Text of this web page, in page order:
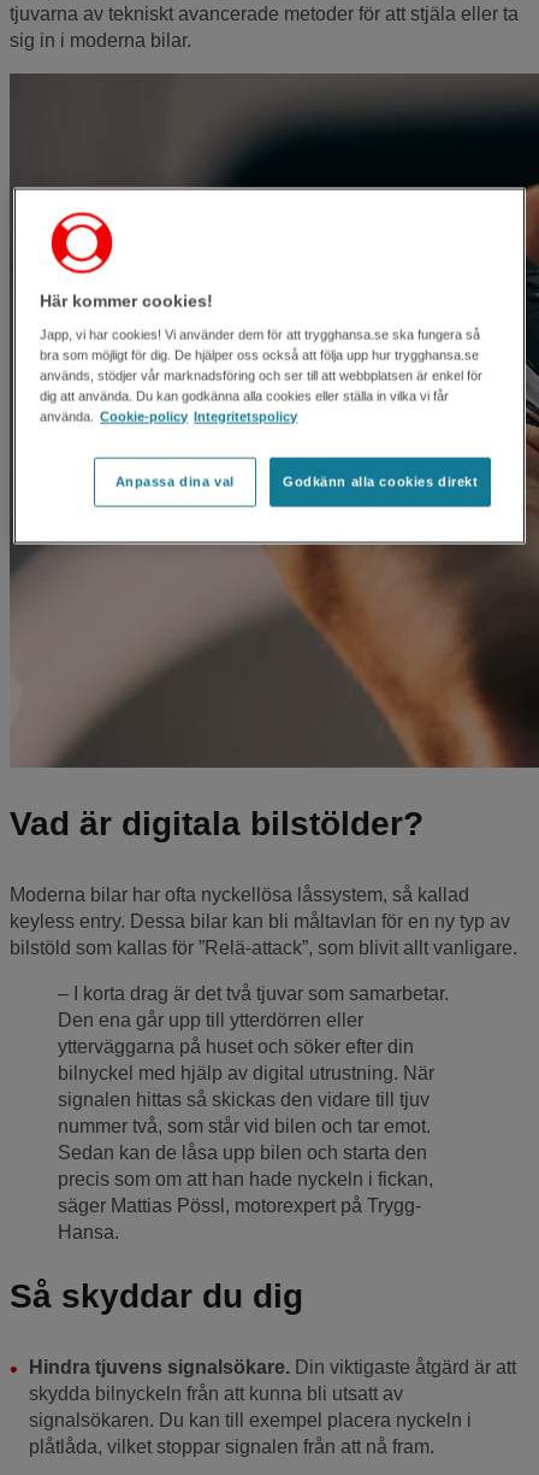
tjuvarna av tekniskt avancerade metoder för att stjäla eller ta
sig in i moderna bilar.
Vad är digitala bilstölder?
Moderna bilar har ofta nyckellösa låssystem, så kallad
keyless entry. Dessa bilar kan bli måltavlan för en ny typ av
bilstöld som kallas för ”Relä-attack”, som blivit allt vanligare.
I korta drag är det två tjuvar som samarbetar.
Den ena går upp till ytterdörren eller
ytterväggarna på huset och söker efter din
bilnyckel med hjälp av digital utrustning. När
signalen hittas så skickas den vidare till tjuv
nummer två, som står vid bilen och tar emot.
Sedan kan de låsa upp bilen och starta den
precis som om att han hade nyckeln i fickan,
säger Mattias Pössl, motorexpert på Trygg-
Hansa.
Så skyddar du dig
Hindra tjuvens signalsökare. Din viktigaste åtgärd är att
skydda bilnyckeln från att kunna bli utsatt av
signalsökaren. Du kan till exempel placera nyckeln i
plåtlåda, vilket stoppar signalen från att nå fram.
Här kommer cookies!
Japp, vi har cookies! Vi använder dem för att trygghansa.se ska fungera så
bra som möjligt för dig. De hjälper oss också att följa upp hur trygghansa.se
används, stödjer vår marknadsföring och ser till att webbplatsen är enkel för
dig att använda. Du kan godkänna alla cookies eller ställa in vilka vi får
använda. Cookie-policy Integritetspolicy
Anpassa dina val Godkänn alla cookies direkt